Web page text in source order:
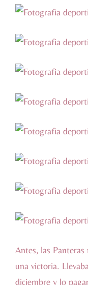
Antes, las
una victoria.
diciembre y lo